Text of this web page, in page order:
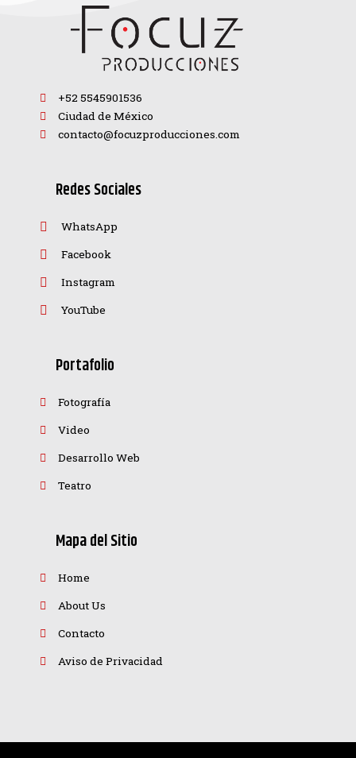
+52 5545901536
Ciudad de México
contacto@focuzproducciones.com
Redes Sociales
WhatsApp
Facebook
Instagram
YouTube
Portafolio
Fotografía
Video
Desarrollo Web
Teatro
Mapa del Sitio
Home
About Us
Contacto
Aviso de Privacidad